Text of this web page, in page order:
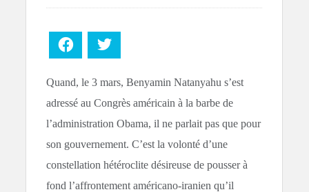
Facebook
Quand, le 3 mars, Benyamin Natanyahu s’est
adressé au Congrès américain à la barbe de
l’administration Obama, il ne parlait pas que pour
son gouvernement. C’est la volonté d’une
constellation hétéroclite désireuse de pousser à
fond l’affrontement américano-iranien qu’il